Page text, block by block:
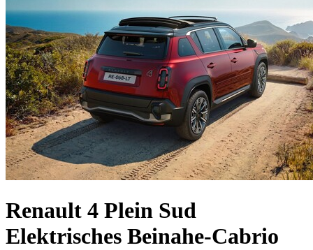
Renault 4 Plein Sud
Elektrisches Beinahe-Cabrio